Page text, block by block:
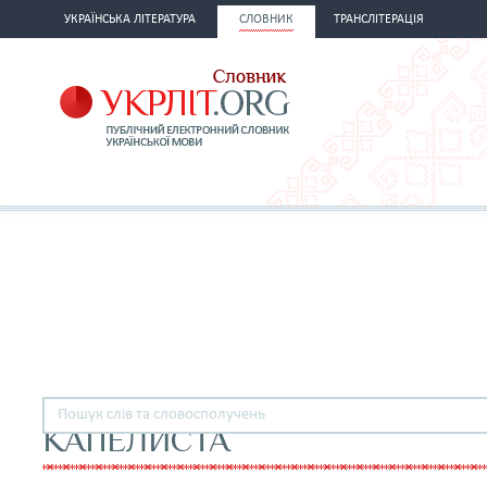
УКРАЇНСЬКА ЛІТЕРАТУРА СЛОВНИК ТРАНСЛІТЕРАЦІЯ
КАПЕЛИСТА